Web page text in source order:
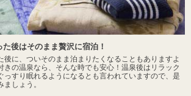
後はそのまま贅沢に宿泊！
後に、ついそのまま泊まりたくなることもありますよ
きの温泉なら、そんな時でも安心！温泉後はリラック
っすり眠れるようになるとも言われていますので、是
しょう。